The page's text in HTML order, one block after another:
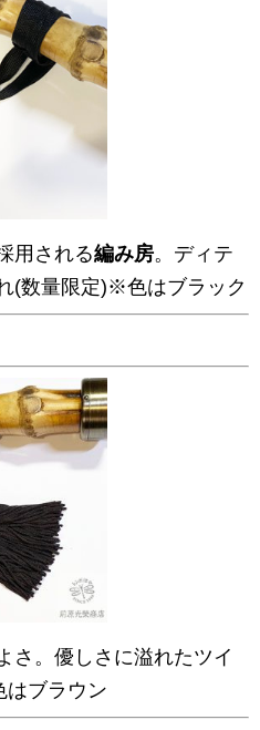
用される編み房。ディテ
(数量限定)※色はブラック
さ。優しさに溢れたツイ
ブラウン